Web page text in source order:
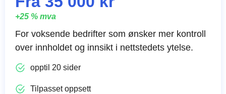
+25 % mva
For voksende bedrifter som ønsker mer kontroll
over innholdet og innsikt i nettstedets ytelse.
opptil 20 sider
Tilpasset oppsett